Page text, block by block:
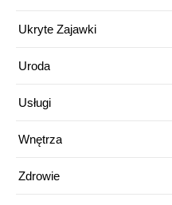
Ukryte Zajawki
Uroda
Usługi
Wnętrza
Zdrowie